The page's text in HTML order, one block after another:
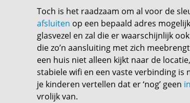
Toch is het raadzaam om al voor de
afsluiten op een bepaald adres
glasvezel en zal die er waarschijnlijk
die zo’n aansluiting met zich
een huis niet alleen kijkt naar de
stabiele wifi en een vaste verbinding is
je kinderen vertellen dat er ‘nog’ geen
vrolijk van.